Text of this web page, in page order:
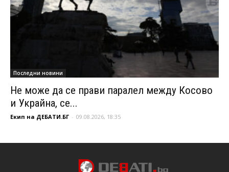
Последни новини
Не може да се прави паралел между Косово
и Украйна, се...
Екип на ДЕБАТИ.БГ - 09.08.2026, 18:35